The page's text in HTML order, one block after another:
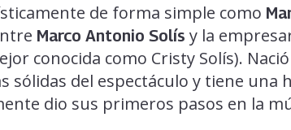
de forma simple como
Marco Antonio Solís y la
conocida como Cristy Solís).
sólidas del espectáculo y tiene una
dio sus primeros pasos en la